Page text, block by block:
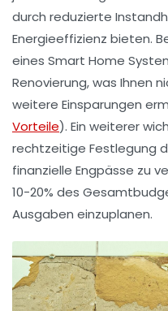
durch reduzierte
Energieeffizienz bieten.
eines Smart Home
Renovierung, was Ihnen
weitere Einsparungen
Vorteile). Ein weiterer
rechtzeitige Festlegung
finanzielle Engpässe zu
10-20% des
Ausgaben einzuplanen.